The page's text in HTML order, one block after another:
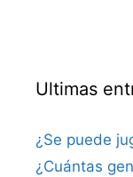
Ultimas
¿Se puede
¿Cuántas